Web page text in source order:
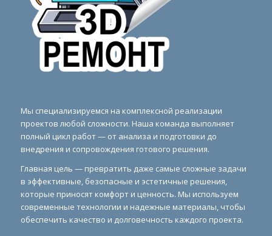
Мы специализируемся на комплексной реализации
проектов любой сложности. Наша команда выполняет
полный цикл работ — от анализа и подготовки до
внедрения и сопровождения готового решения.
Главная цель — превратить даже самые сложные задачи
в эффективные, безопасные и эстетичные решения,
которые приносят комфорт и ценность. Мы используем
современные технологии и надежные материалы, чтобы
обеспечить качество и долговечность каждого проекта.